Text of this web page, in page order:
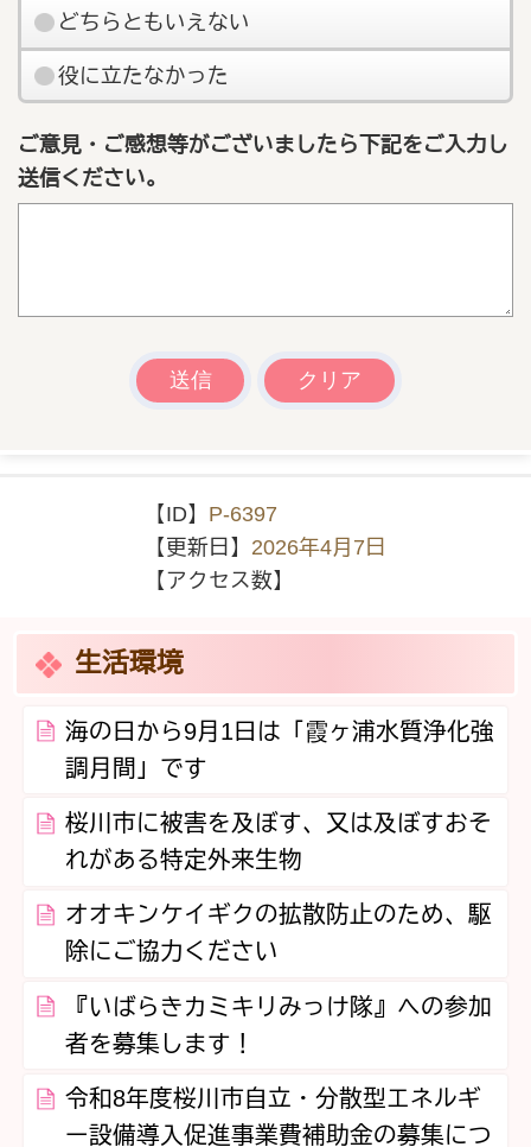
どちらともいえない
役に立たなかった
ご意見・ご感想等がございましたら下記をご入力し
送信ください。
【ID】 P-6397
【更新日】 2026年4月7日
【アクセス数】
生活環境
海の日から9月1日は「霞ヶ浦水質浄化強
調月間」です
桜川市に被害を及ぼす、又は及ぼすおそ
れがある特定外来生物
オオキンケイギクの拡散防止のため、駆
除にご協力ください
『いばらきカミキリみっけ隊』への参加
者を募集します！
令和8年度桜川市自立・分散型エネルギ
ー設備導入促進事業費補助金の募集につ